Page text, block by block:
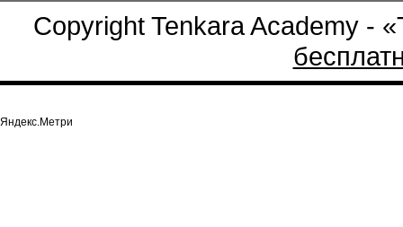
Copyright Tenkara Academy -